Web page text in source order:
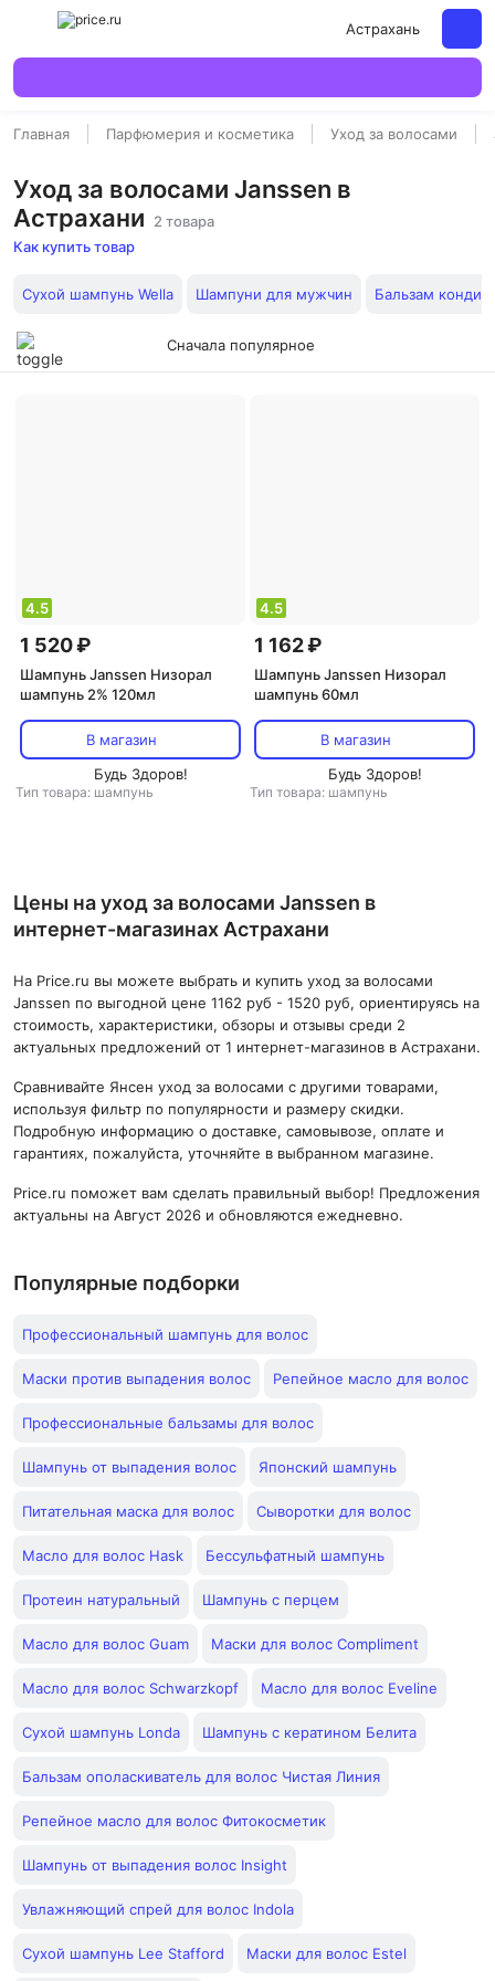
Астрахань
Главная Парфюмерия и косметика Уход за волосами
Уход за волосами Janssen в
Астрахани
2 товара
Как купить товар
Сухой шампунь Wella Шампуни для мужчин Бальзам
Сначала популярное
4.5
1 520 ₽
Шампунь Janssen Низорал
шампунь 2% 120мл
В магазин
Будь Здоров!
Тип товара: шампунь
4.5
1 162 ₽
Шампунь Janssen Низорал
шампунь 60мл
В магазин
Будь Здоров!
Тип товара: шампунь
Цены на уход за волосами Janssen в
интернет-магазинах Астрахани
На Price.ru вы можете выбрать и купить уход за волосами
Janssen по выгодной цене 1162 руб - 1520 руб, ориентируясь на
стоимость, характеристики, обзоры и отзывы среди 2
актуальных предложений от 1 интернет-магазинов в Астрахани.
Сравнивайте Янсен уход за волосами с другими товарами,
используя фильтр по популярности и размеру скидки.
Подробную информацию о доставке, самовывозе, оплате и
гарантиях, пожалуйста, уточняйте в выбранном магазине.
Price.ru поможет вам сделать правильный выбор! Предложения
актуальны на Август 2026 и обновляются ежедневно.
Популярные подборки
Профессиональный шампунь для волос
Маски против выпадения волос Репейное масло для волос
Профессиональные бальзамы для волос
Шампунь от выпадения волос Японский шампунь
Питательная маска для волос Сыворотки для волос
Масло для волос Hask Бессульфатный шампунь
Протеин натуральный Шампунь с перцем
Масло для волос Guam Маски для волос Compliment
Масло для волос Schwarzkopf Масло для волос Eveline
Сухой шампунь Londa Шампунь с кератином Белита
Бальзам ополаскиватель для волос Чистая Линия
Репейное масло для волос Фитокосметик
Шампунь от выпадения волос Insight
Увлажняющий спрей для волос Indola
Сухой шампунь Lee Stafford Маски для волос Estel